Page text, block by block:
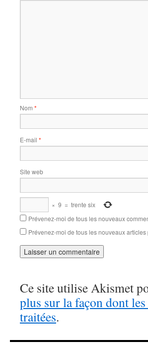
Nom *
E-mail *
Site web
× 9 = trente six
Prévenez-moi de tous les nouveaux
Prévenez-moi de tous les nouveaux articles
Ce site utilise Akismet
plus sur la façon dont
traitées.